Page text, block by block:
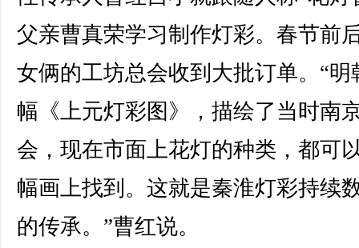
父亲曹真荣学习制作灯彩。春节前
女俩的工坊总会收到大批订单。“明
幅《上元灯彩图》，描绘了当时南
会，现在市面上花灯的种类，都可
幅画上找到。这就是秦淮灯彩持续
的传承。”曹红说。